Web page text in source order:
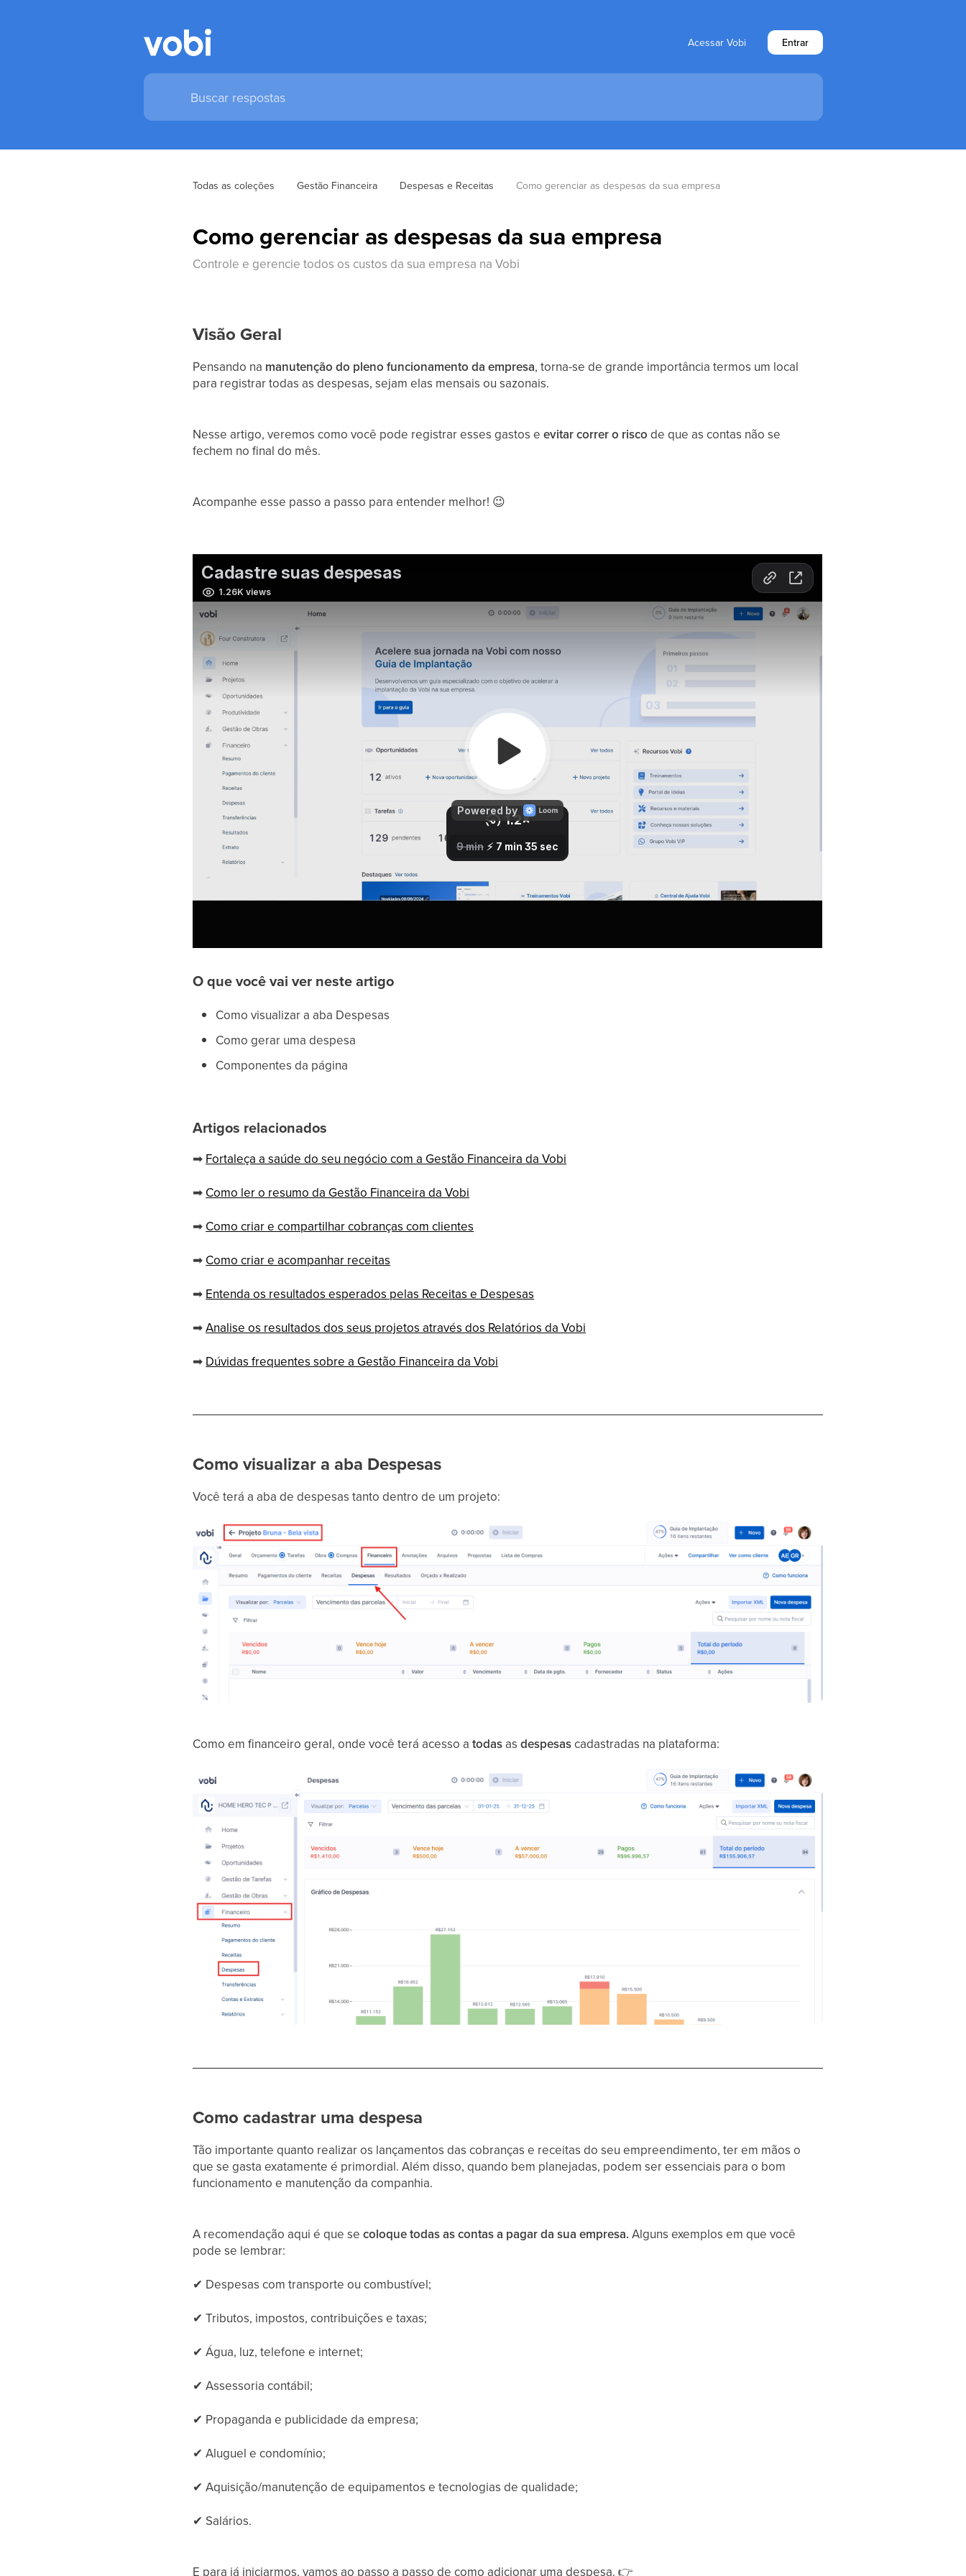
Acessar Vobi Entrar
Todas as coleções Gestão Financeira Despesas e Receitas Como gerenciar as despesas da sua empresa
Como gerenciar as despesas da sua empresa
Controle e gerencie todos os custos da sua empresa na Vobi
Visão Geral
Pensando na manutenção do pleno funcionamento da empresa, torna-se de grande importância termos um local
para registrar todas as despesas, sejam elas mensais ou sazonais.
Nesse artigo, veremos como você pode registrar esses gastos eevitar correr o risco de que as contas não se
fechem no final do mês.
Acompanhe esse passo a passo para entender melhor! 😉
O que você vai ver neste artigo
Como visualizar a aba Despesas
Como gerar uma despesa
Componentes da página
Artigos relacionados
➡ Fortaleça a saúde do seu negócio com a Gestão Financeira da Vobi
➡ Como ler o resumo da Gestão Financeira da Vobi
➡ Como criar e compartilhar cobranças com clientes
➡ Como criar e acompanhar receitas
➡ Entenda os resultados esperados pelas Receitas e Despesas
➡Analise os resultados dos seus projetos através dos Relatórios da Vobi
➡ Dúvidas frequentes sobre a Gestão Financeira da Vobi
Como visualizar a aba Despesas
Você terá a aba de despesas tanto dentro de um projeto:
Como em financeiro geral, onde você terá acesso atodas asdespesascadastradas na plataforma:
Como cadastrar uma despesa
Tão importante quanto realizar os lançamentos das cobranças e receitas do seu empreendimento, ter em mãos o
que se gasta exatamente é primordial. Além disso, quando bem planejadas, podem ser essenciais para o bom
funcionamento e manutenção da companhia.
A recomendação aqui é que secoloque todas as contas a pagar da sua empresa.Alguns exemplos em que você
pode se lembrar:
✔ Despesas com transporte ou combustível;
✔ Tributos, impostos, contribuições e taxas;
✔ Água, luz, telefone e internet;
✔ Assessoria contábil;
✔ Propaganda e publicidade da empresa;
✔ Aluguel e condomínio;
✔ Aquisição/manutenção de equipamentos e tecnologias de qualidade;
✔ Salários.
E para já iniciarmos, vamos ao passo a passo de como adicionar uma despesa.👉